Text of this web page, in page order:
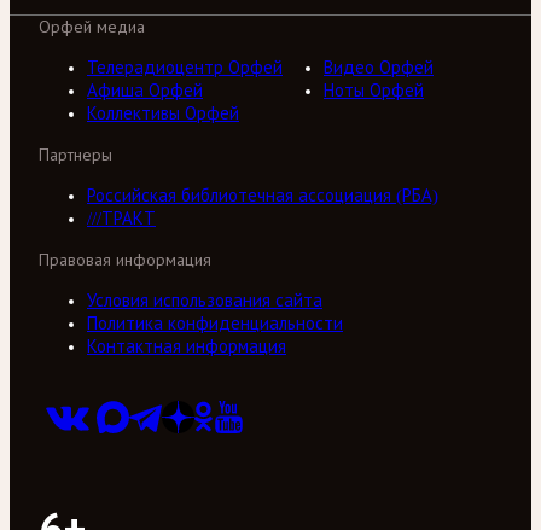
Орфей медиа
Телерадиоцентр Орфей
Видео Орфей
Афиша Орфей
Ноты Орфей
Коллективы Орфей
Партнеры
Российская библиотечная ассоциация (РБА)
///ТРАКТ
Правовая информация
Условия использования сайта
Политика конфиденциальности
Контактная информация